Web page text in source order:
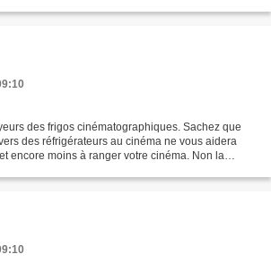
des frigos cinématographiques. Sachez que
des réfrigérateurs au cinéma ne vous aidera
encore moins à ranger votre cinéma. Non la